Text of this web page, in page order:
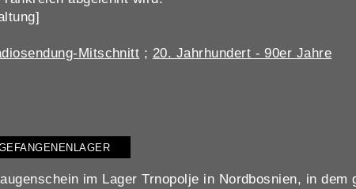
Mitschnitt ; 20. Jahrhundert - 90er Jahre
im Lager Trnopolje in Nordbosnien, in dem